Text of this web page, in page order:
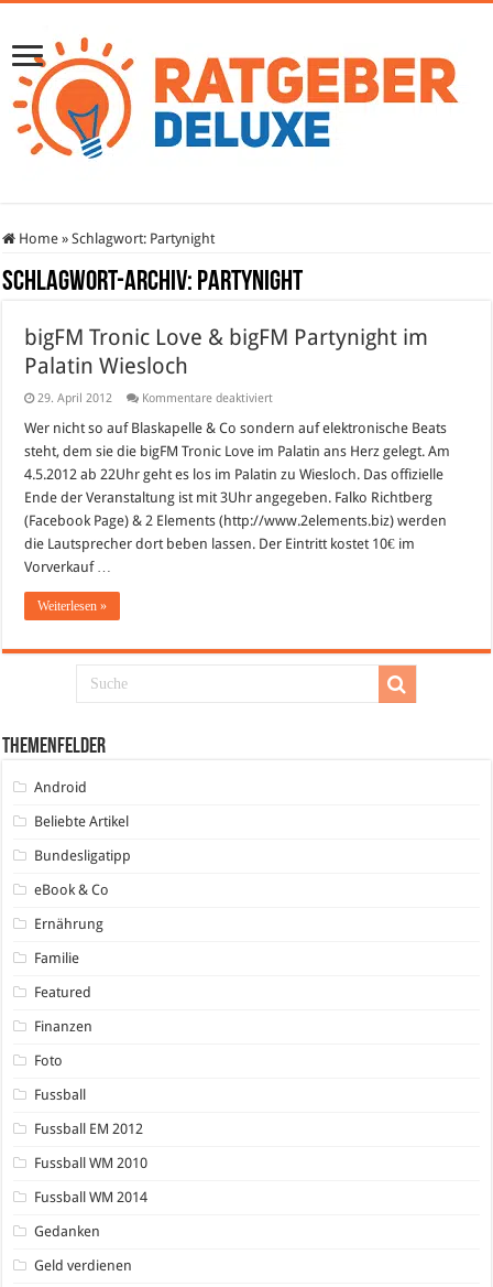
Home » Schlagwort: Partynight
Schlagwort-Archiv: Partynight
bigFM Tronic Love & bigFM Partynight im
Palatin Wiesloch
29. April 2012 Kommentare deaktiviertfür
Tronic
&
bigFM
Partynight
im
Palatin
Wiesloch
Wer nicht so auf Blaskapelle & Co sondern auf elektronische Beats
steht, dem sie die bigFM Tronic Love im Palatin ans Herz gelegt. Am
4.5.2012 ab 22Uhr geht es los im Palatin zu Wiesloch. Das offizielle
Ende der Veranstaltung ist mit 3Uhr angegeben. Falko Richtberg
(Facebook Page) & 2 Elements (http://www.2elements.biz) werden
die Lautsprecher dort beben lassen. Der Eintritt kostet 10€ im
Vorverkauf …
Weiterlesen »
Themenfelder
Android
Beliebte Artikel
Bundesligatipp
eBook & Co
Ernährung
Familie
Featured
Finanzen
Foto
Fussball
Fussball EM 2012
Fussball WM 2010
Fussball WM 2014
Gedanken
Geld verdienen